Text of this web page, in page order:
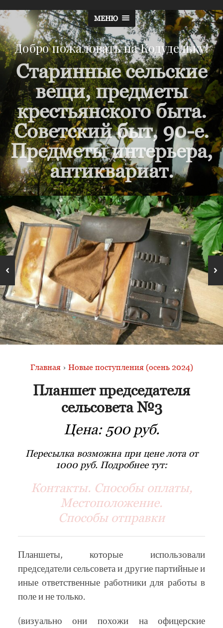
МЕНЮ
Добро пожаловать на Кодудельку!
Старинные сельские
вещи, предметы
крестьянского быта.
Советский быт, 90-е.
Предметы интерьера,
антиквариат.
Главная › Новые поступления (осень 2024)
Планшет председателя
сельсовета №3
Цена: 500 руб.
Пересылка возможна при цене лота от
1000 руб. Подробнее тут:
Контакты. Способы оплаты,
Местоположение.
Способы отправки
Планшеты, которые использовали
председатели сельсовета и другие партийные и
иные ответственные работники для работы в
поле и не только.
(визуально они похожи на офицерские